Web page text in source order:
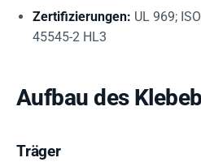
Zertifizierungen: UL 969;
45545-2 HL3
Aufbau des
Träger